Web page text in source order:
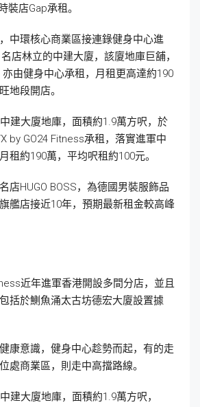
裝店Gap承租。
中環核心商業區接連錄健身中心進
店林立的中建大廈，該廈地庫巨舖，
由健身中心承租，月租更高達約190
地段開店。
建大廈地庫，面積約1.9萬方呎，於
by GO24 Fitness承租，落實進軍中
租約190萬，平均呎租約100元。
店HUGO BOSS，為德國男裝服飾品
艦店接近10年，預期最新租金較高峰
近年進軍香港開設多間分店，並且
括於鰂魚涌太古坊德宏大廈設置據
康意識，健身中心趁勢而起，有的走
處商業區，則走中高擋路線。
建大廈地庫，面積約1.9萬方呎，